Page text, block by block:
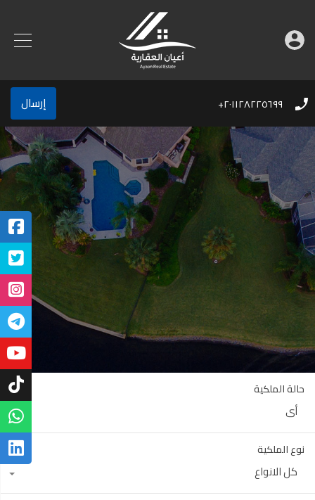
٢٠١١٢٨٢٢٥٦٩٩+ إرسال
حالة الملكية
أي
نوع الملكية
كل الانواع